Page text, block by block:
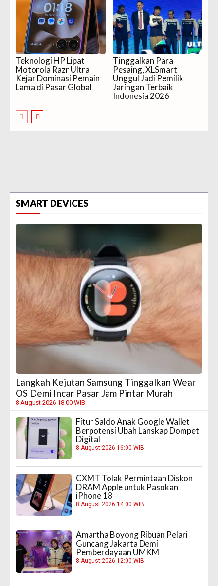
Teknologi HP Lipat
Motorola Razr Ultra
Kejar Dominasi Pemain
Lama di Pasar Global
Tinggalkan Para
Pesaing, XLSmart
Unggul Jadi Pemilik
Jaringan Terbaik
Indonesia 2026
SMART DEVICES
Langkah Kejutan Samsung Tinggalkan Wear
OS Demi Incar Pasar Jam Pintar Murah
8 August 2026 18:00 WIB
Fitur Saldo Anak Google Wallet
Berpotensi Ubah Lanskap Dompet
Digital
8 August 2026 16:00 WIB
CXMT Tolak Permintaan Diskon
DRAM Apple untuk Pasokan
iPhone 18
8 August 2026 14:00 WIB
Amartha Boyong Ribuan Pelari
Guncang Jakarta Demi
Pemberdayaan UMKM
8 August 2026 12:00 WIB